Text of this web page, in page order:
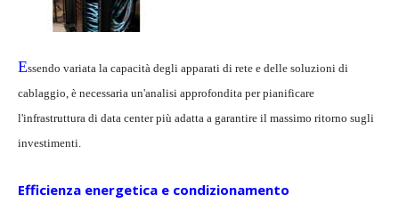
Essendo variata la capacità degli apparati di rete e delle soluzioni di
cablaggio, è necessaria un'analisi approfondita per pianificare
l'infrastruttura di data center più adatta a garantire il massimo ritorno sugli
investimenti.
Efficienza energetica e condizionamento